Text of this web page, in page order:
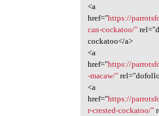
<a
href="https://
can-cockatoo/"
cockatoo</a>
<a
href="https://
-macaw/"
<a
href="https://
r-crested-cockatoo/"